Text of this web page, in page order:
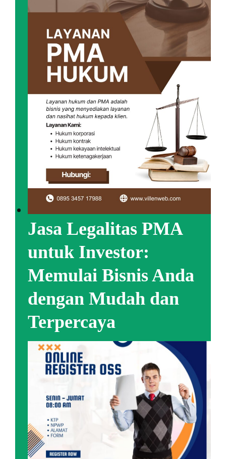
Jasa Legalitas PMA
untuk Investor:
Memulai Bisnis Anda
dengan Mudah dan
Terpercaya